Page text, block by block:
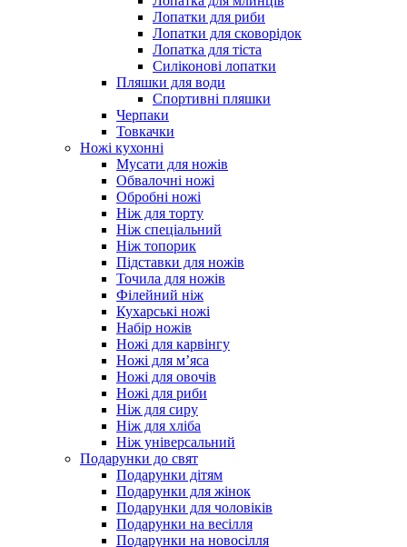
Лопатки для риби
Лопатки для сковорідок
Лопатка для тіста
Силіконові лопатки
Пляшки для води
Спортивні пляшки
Черпаки
Товкачки
Ножі кухонні
Мусати для ножів
Обвалочні ножі
Обробні ножі
Ніж для торту
Ніж спеціальний
Ніж топорик
Підставки для ножів
Точила для ножів
Філейний ніж
Кухарські ножі
Набір ножів
Ножі для карвінгу
Ножі для м’яса
Ножі для овочів
Ножі для риби
Ніж для сиру
Ніж для хліба
Ніж універсальний
Подарунки до свят
Подарунки дітям
Подарунки для жінок
Подарунки для чоловіків
Подарунки на весілля
Подарунки на новосілля